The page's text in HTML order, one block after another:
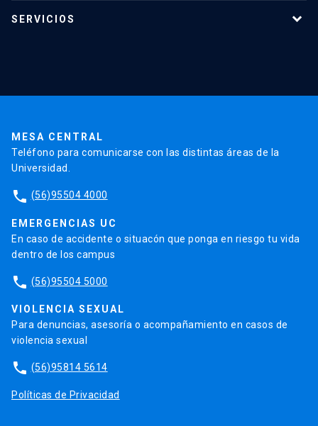
Admisión
SERVICIOS
MESA CENTRAL
Teléfono para comunicarse con las distintas áreas de la
Universidad.
phone (56)95504 4000
EMERGENCIAS UC
En caso de accidente o situacón que ponga en riesgo tu vida
dentro de los campus
phone (56)95504 5000
VIOLENCIA SEXUAL
Para denuncias, asesoría o acompañamiento en casos de
violencia sexual
phone (56)95814 5614
Políticas de Privacidad